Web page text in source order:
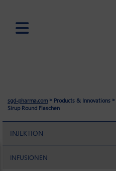
sgd-pharma.com » Products & Innovations »
Sirup Round Flaschen
INJEKTION
INFUSIONEN